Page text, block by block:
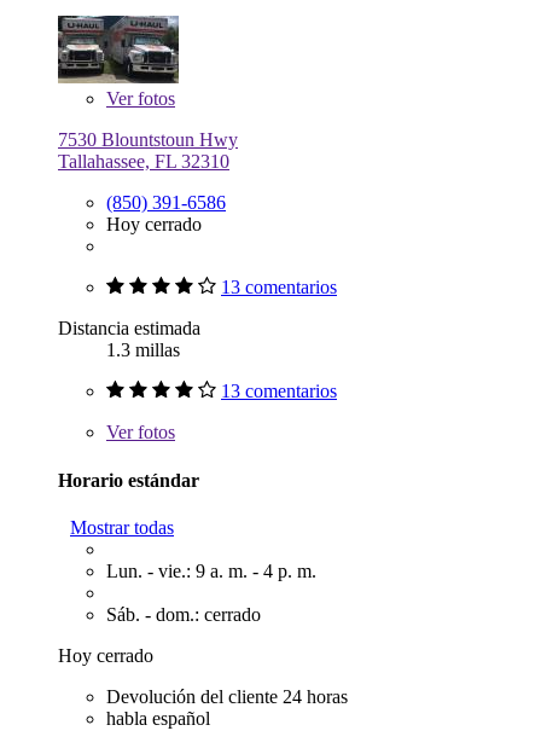
Verfotos
7530 Blountstoun Hwy
Tallahassee, FL 32310
(850) 391-6586
Hoy cerrado
13 comentarios
Distancia estimada
1.3 millas
13 comentarios
Verfotos
Horario estándar
Mostrar todas
Lun. - vie.: 9 a. m. - 4 p. m.
Sáb. - dom.: cerrado
Hoy cerrado
Devolución del cliente 24 horas
habla español